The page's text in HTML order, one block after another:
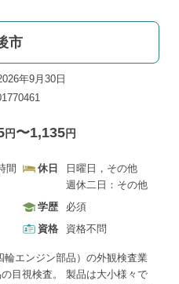
市
年9月30日
円〜1,135円
間
休日
日曜日，その他
週休二日：その他
学歴
必須
資格 資格不問
輪エンジン部品）の外観検査業
目視検査。 製品は大小様々で